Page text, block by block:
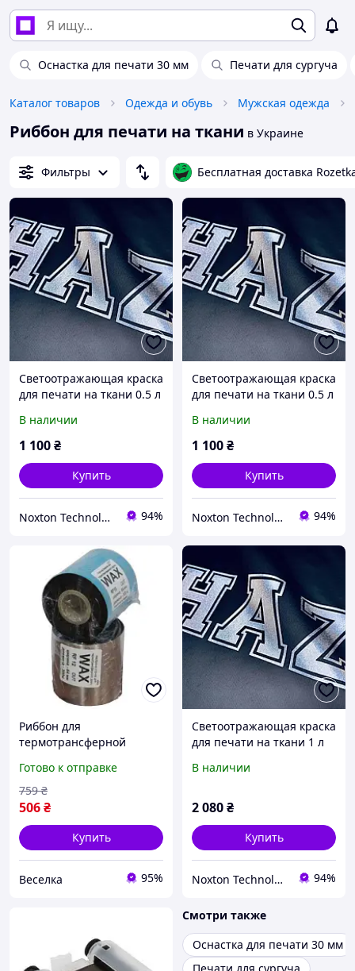
Оснастка для печати 30 мм Печати для сургуча
Каталог товаров Одежда и обувь Мужская одежда
Риббон для печати на ткани в Украине
Фильтры Бесплатная доставка
Светоотражающая краска
для печати на ткани 0.5 л
В наличии
1 100₴
Купить
Noxton Technologies 94%
Светоотражающая краска
для печати на ткани 0.5 л
В наличии
1 100₴
Купить
Noxton Technologies 94%
Риббон для
термотрансферной
этикеток на бумаге
экономичный
качественный FLAME
Готово к отправке
506₴
759 ₴
Купить
Веселка 95%
Светоотражающая краска
для печати на ткани 1 л
В наличии
2 080₴
Купить
Noxton Technologies 94%
Смотри также
Оснастка для печати 30 мм